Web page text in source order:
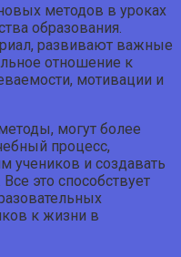
методов в уроках
образования.
развивают важные
отношение к
мотивации и
могут более
процесс,
учеников и создавать
это способствует
к жизни в